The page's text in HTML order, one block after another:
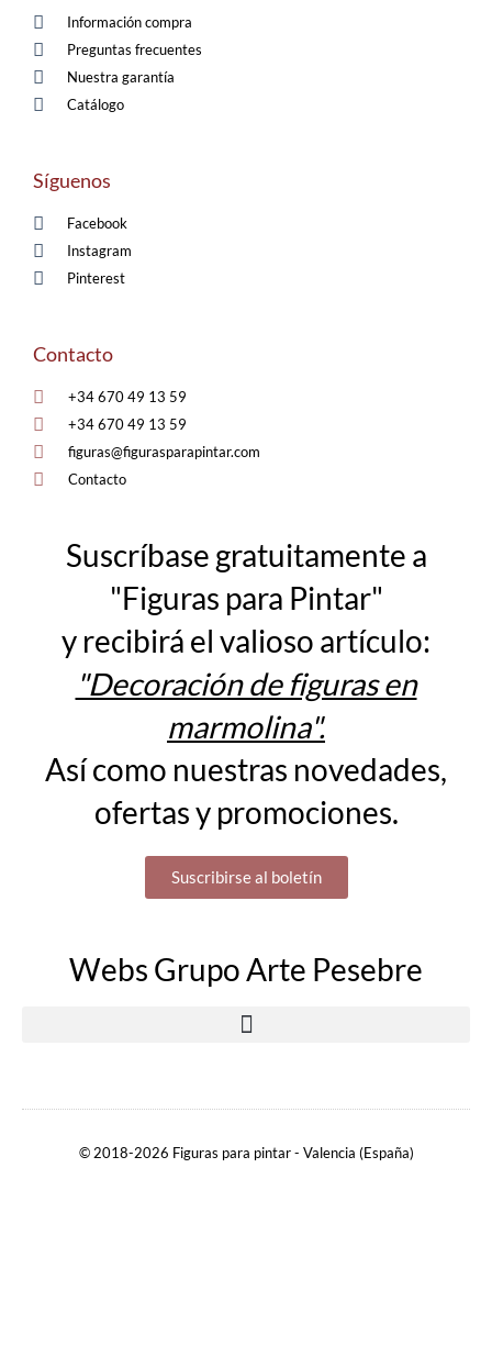
Información compra
Preguntas frecuentes
Nuestra garantía
Catálogo
Síguenos
Facebook
Instagram
Pinterest
Contacto
+34 670 49 13 59
+34 670 49 13 59
figuras@figurasparapintar.com
Contacto
Suscríbase gratuitamente a
"Figuras para Pintar"
y recibirá el valioso artículo:
"Decoración de figuras en
marmolina".
Así como nuestras novedades,
ofertas y promociones.
Suscribirse al boletín
Webs Grupo Arte Pesebre
© 2018-2026 Figuras para pintar - Valencia (España)